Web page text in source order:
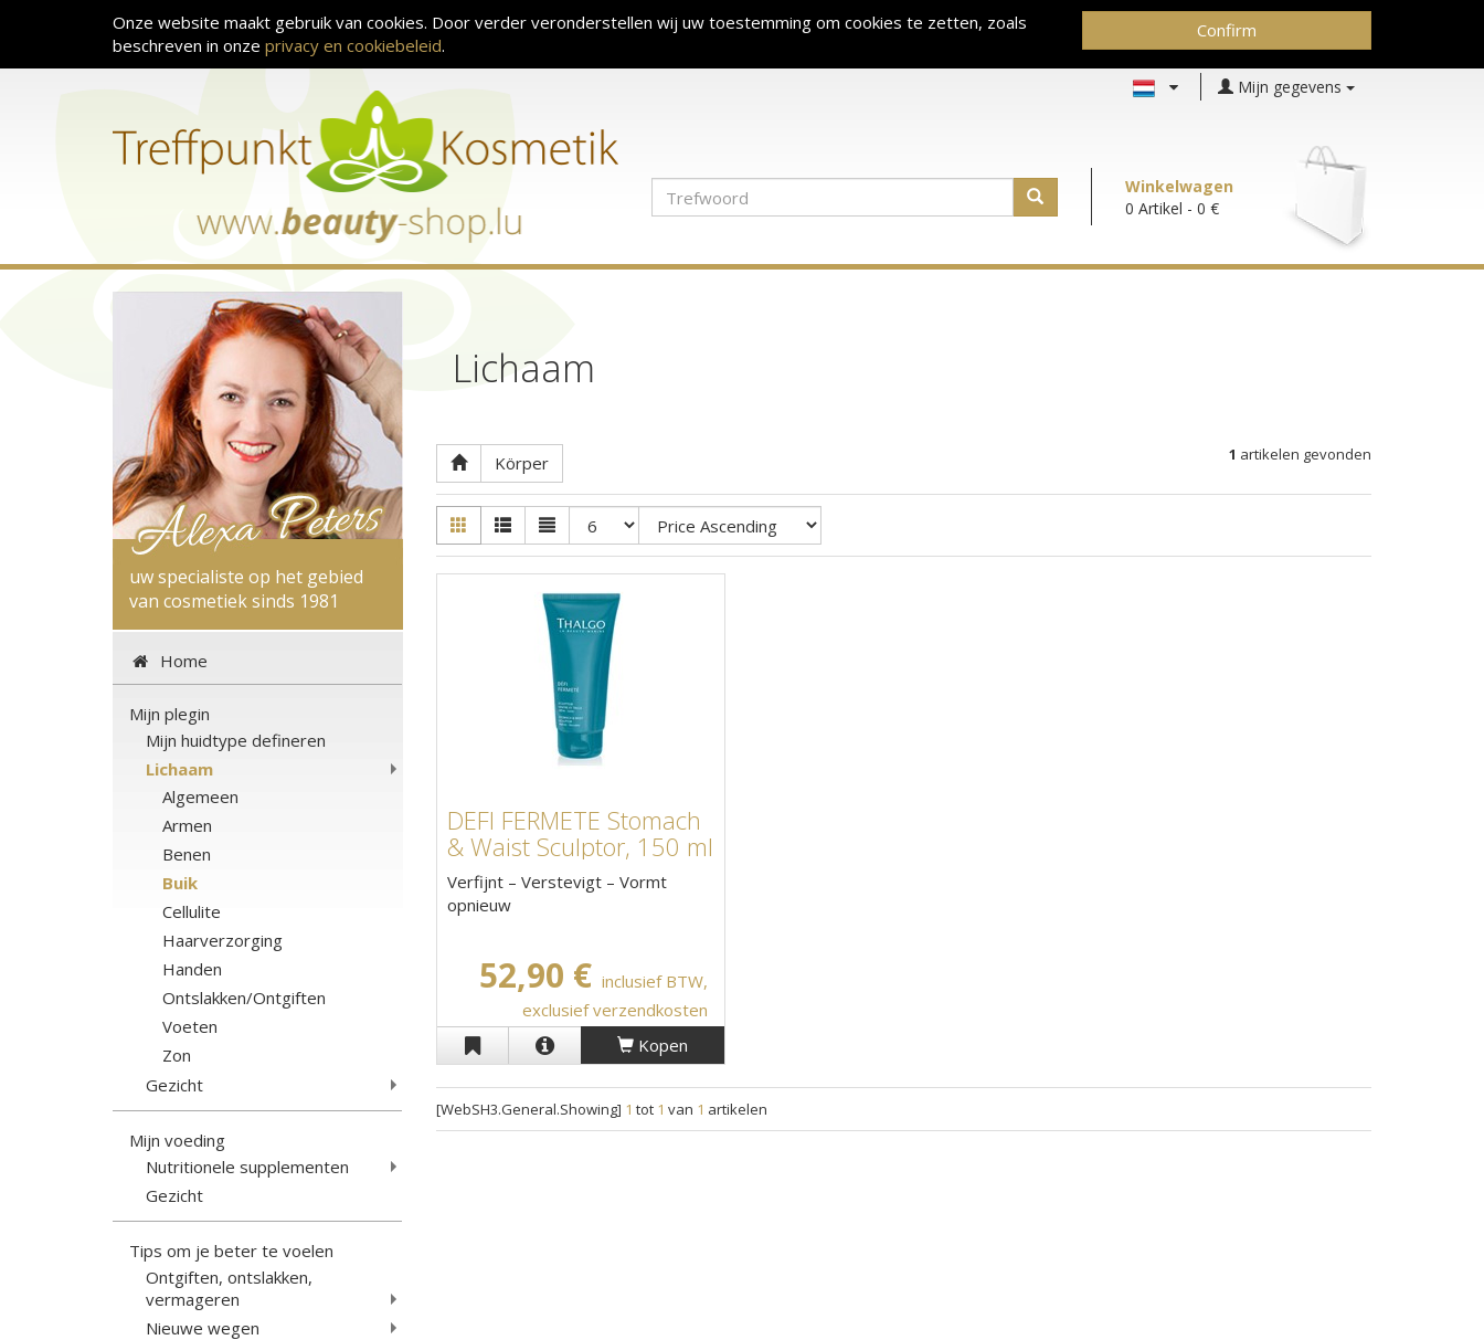
Onze website maakt gebruik van cookies. Door verder veronderstellen wij uw toestemming om cookies te zetten, zoals
beschreven in onze privacy en cookiebeleid.
Confirm
Mijn gegevens
Winkelwagen
0 Artikel - 0 €
uw specialiste op het gebied
van cosmetiek sinds 1981
Home
Mijn plegin
Mijn huidtype defineren
Lichaam
Algemeen
Armen
Benen
Buik
Cellulite
Haarverzorging
Handen
Ontslakken/Ontgiften
Voeten
Zon
Gezicht
Mijn voeding
Nutritionele supplementen
Gezicht
Tips om je beter te voelen
Ontgiften, ontslakken,
vermageren
Nieuwe wegen
Lichaam
Körper 1 artikelen gevonden
DEFI FERMETE Stomach
& Waist Sculptor, 150 ml
Verfijnt – Verstevigt – Vormt
opnieuw
52,90 € inclusief BTW,
exclusief verzendkosten
Kopen
[WebSH3.General.Showing] 1 tot 1 van 1 artikelen